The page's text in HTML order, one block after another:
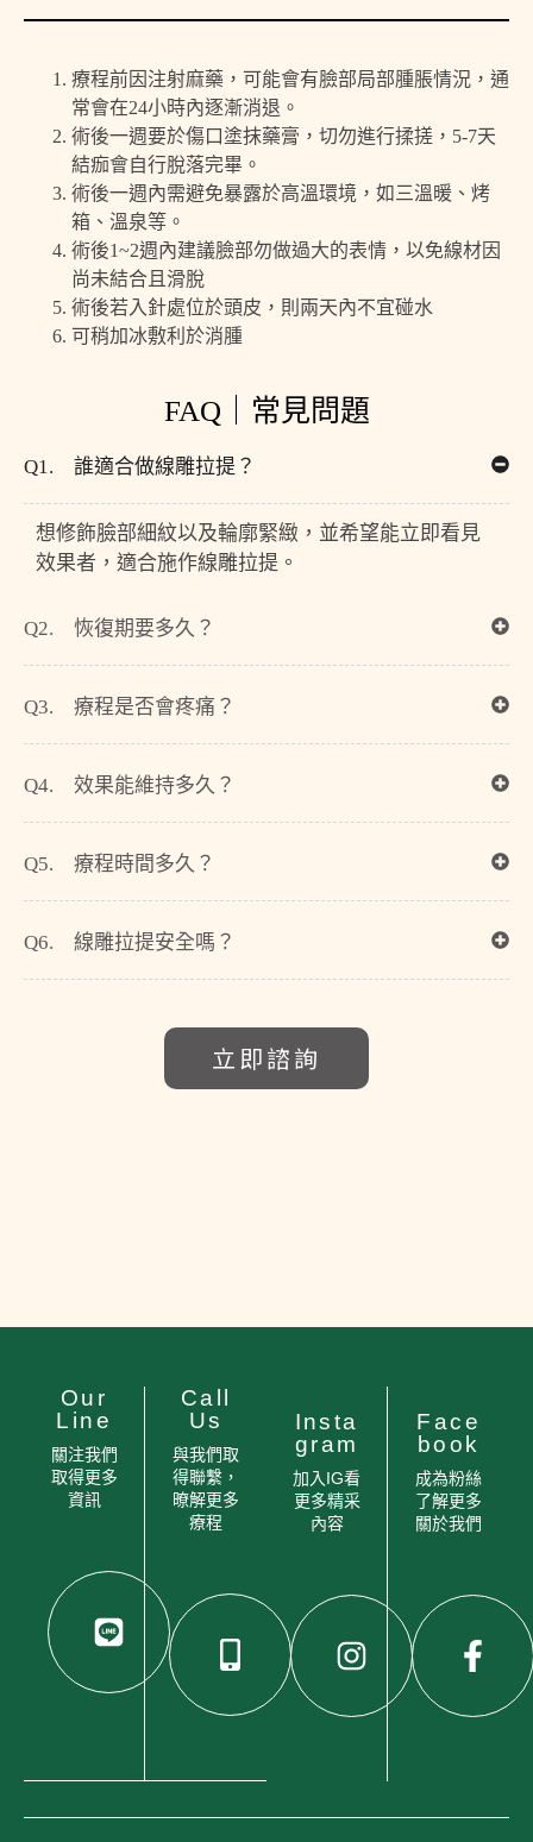
療程前因注射麻藥，可能會有臉部局部腫脹情況，通
常會在24小時內逐漸消退。
術後一週要於傷口塗抹藥膏，切勿進行揉搓，5-7天
結痂會自行脫落完畢。
術後一週內需避免暴露於高溫環境，如三溫暖、烤
箱、溫泉等。
術後1~2週內建議臉部勿做過大的表情，以免線材因
尚未結合且滑脫
術後若入針處位於頭皮，則兩天內不宜碰水
可稍加冰敷利於消腫
FAQ｜常見問題
Q1. 誰適合做線雕拉提？
想修飾臉部細紋以及輪廓緊緻，並希望能立即看見
效果者，適合施作線雕拉提。
Q2. 恢復期要多久？
Q3. 療程是否會疼痛？
Q4. 效果能維持多久？
Q5. 療程時間多久？
Q6. 線雕拉提安全嗎？
立即諮詢
Our
Line
關注我們
取得更多
資訊
Call
Us
與我們取
得聯繫，
暸解更多
療程
Insta
gram
加入IG看
更多精采
內容
Face
book
成為粉絲
了解更多
關於我們